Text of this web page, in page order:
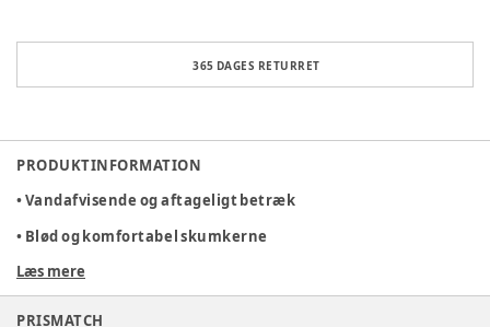
365 DAGES RETURRET
PRODUKTINFORMATION
• Vandafvisende og aftageligt betræk
• Blød og komfortabel skumkerne
• Smukt og tidløst design med fine sløjfer
Læs mere
PRISMATCH